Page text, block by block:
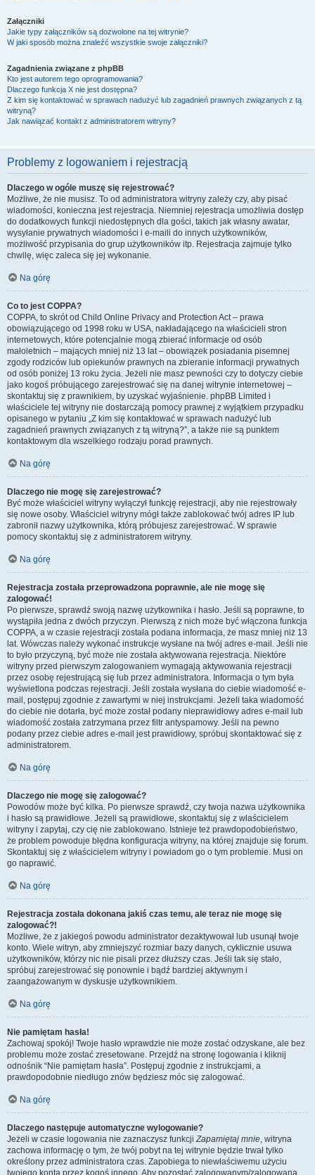
Załączniki
Jakie typy załączników są dozwolone na tej witrynie?
W jaki sposób można znaleźć wszystkie swoje załączniki?
Zagadnienia związane z phpBB
Kto jest autorem tego oprogramowania?
Dlaczego funkcja X nie jest dostępna?
Z kim się kontaktować w sprawach nadużyć lub zagadnień prawnych związanych z tą
witryną?
Jak nawiązać kontakt z administratorem witryny?
Problemy z logowaniem i rejestracją
Dlaczego w ogóle muszę się rejestrować?
Możliwe, że nie musisz. To od administratora witryny zależy czy, aby pisać
wiadomości, konieczna jest rejestracja. Niemniej rejestracja umożliwia dostęp
do dodatkowych funkcji niedostępnych dla gości, takich jak własny awatar,
wysyłanie prywatnych wiadomości i e-maili do innych użytkowników,
możliwość przypisania do grup użytkowników itp. Rejestracja zajmuje tylko
chwilę, więc zaleca się jej wykonanie.
Na górę
Co to jest COPPA?
COPPA, to skrót od Child Online Privacy and Protection Act – prawa
obowiązującego od 1998 roku w USA, nakładającego na właścicieli stron
internetowych, które potencjalnie mogą zbierać informacje od osób
małoletnich – mających mniej niż 13 lat – obowiązek posiadania pisemnej
zgody rodziców lub opiekunów prawnych na zbieranie informacji prywatnych
od osób poniżej 13 roku życia. Jeżeli nie masz pewności czy to dotyczy ciebie
jako kogoś próbującego zarejestrować się na danej witrynie internetowej –
skontaktuj się z prawnikiem, by uzyskać wyjaśnienie. phpBB Limited i
właściciele tej witryny nie dostarczają pomocy prawnej z wyjątkiem przypadku
opisanego w pytaniu „Z kim się kontaktować w sprawach nadużyć lub
zagadnień prawnych związanych z tą witryną?”, a także nie są punktem
kontaktowym dla wszelkiego rodzaju porad prawnych.
Na górę
Dlaczego nie mogę się zarejestrować?
Być może właściciel witryny wyłączył funkcję rejestracji, aby nie rejestrowały
się nowe osoby. Właściciel witryny mógł także zablokować twój adres IP lub
zabronił nazwy użytkownika, którą próbujesz zarejestrować. W sprawie
pomocy skontaktuj się z administratorem witryny.
Na górę
Rejestracja została przeprowadzona poprawnie, ale nie mogę się
zalogować!
Po pierwsze, sprawdź swoją nazwę użytkownika i hasło. Jeśli są poprawne, to
wystąpiła jedna z dwóch przyczyn. Pierwszą z nich może być włączona funkcja
COPPA, a w czasie rejestracji została podana informacja, że masz mniej niż 13
lat. Wówczas należy wykonać instrukcje wysłane na twój adres e-mail. Jeśli nie
to było przyczyną, być może nie została aktywowana rejestracja. Niektóre
witryny przed pierwszym zalogowaniem wymagają aktywowania rejestracji
przez osobę rejestrującą się lub przez administratora. Informacja o tym była
wyświetlona podczas rejestracji. Jeśli została wysłana do ciebie wiadomość e-
mail, postępuj zgodnie z zawartymi w niej instrukcjami. Jeżeli taka wiadomość
do ciebie nie dotarła, być może został podany nieprawidłowy adres e-mail lub
wiadomość została zatrzymana przez filtr antyspamowy. Jeśli na pewno
podany przez ciebie adres e-mail jest prawidłowy, spróbuj skontaktować się z
administratorem.
Na górę
Dlaczego nie mogę się zalogować?
Powodów może być kilka. Po pierwsze sprawdź, czy twoja nazwa użytkownika
i hasło są prawidłowe. Jeżeli są prawidłowe, skontaktuj się z właścicielem
witryny i zapytaj, czy cię nie zablokowano. Istnieje też prawdopodobieństwo,
że problem powoduje błędna konfiguracja witryny, na której znajduje się forum.
Skontaktuj się z właścicielem witryny i powiadom go o tym problemie. Musi on
go naprawić.
Na górę
Rejestracja została dokonana jakiś czas temu, ale teraz nie mogę się
zalogować?!
Możliwe, że z jakiegoś powodu administrator dezaktywował lub usunął twoje
konto. Wiele witryn, aby zmniejszyć rozmiar bazy danych, cyklicznie usuwa
użytkowników, którzy nic nie pisali przez dłuższy czas. Jeśli tak się stało,
spróbuj zarejestrować się ponownie i bądź bardziej aktywnym i
zaangażowanym w dyskusje użytkownikiem.
Na górę
Nie pamiętam hasła!
Zachowaj spokój! Twoje hasło wprawdzie nie może zostać odzyskane, ale bez
problemu może zostać zresetowane. Przejdź na stronę logowania i kliknij
odnośnik “Nie pamiętam hasła”. Postępuj zgodnie z instrukcjami, a
prawdopodobnie niedługo znów będziesz móc się zalogować.
Na górę
Dlaczego następuje automatyczne wylogowanie?
Jeżeli w czasie logowania nie zaznaczysz funkcjiZapamiętaj mnie, witryna
zachowa informację o tym, że twój pobyt na tej witrynie będzie trwał tylko
określony przez administratora czas. Zapobiega to niewłaściwemu użyciu
twojego konta przez kogoś innego. Aby pozostać zalogowanym/zalogowaną,